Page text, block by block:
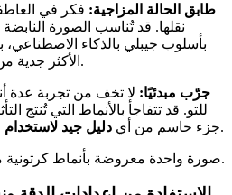
طابق الحالة المزاجية: فكر في
نقلها. قد تُناسب الصورة النابضة
بأسلوب جيبلي بالذكاء الاصطناعي،
الأكثر جدية من رسم توضيحي نظيف.
جرّب مبدئيًا: لا تخف من تجربة عدة
للتو. قد تتفاجأ بالأنماط التي تُنتج
جزء حاسم من أي دليل جيد لاستخدام .